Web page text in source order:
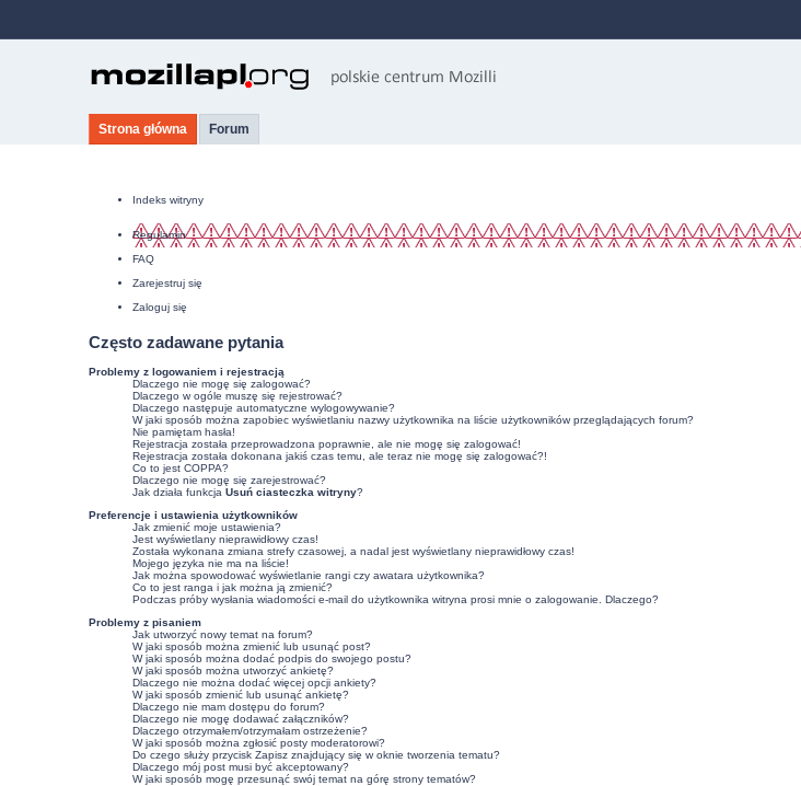
Strona główna Forum
Indeks witryny
Regulamin
FAQ
Zarejestruj się
Zaloguj się
Często zadawane pytania
Problemy z logowaniem i rejestracją
Dlaczego nie mogę się zalogować?
Dlaczego w ogóle muszę się rejestrować?
Dlaczego następuje automatyczne wylogowywanie?
W jaki sposób można zapobiec wyświetlaniu nazwy użytkownika na liście użytkowników przeglądających forum?
Nie pamiętam hasła!
Rejestracja została przeprowadzona poprawnie, ale nie mogę się zalogować!
Rejestracja została dokonana jakiś czas temu, ale teraz nie mogę się zalogować?!
Co to jest COPPA?
Dlaczego nie mogę się zarejestrować?
Jak działa funkcja Usuń ciasteczka witryny?
Preferencje i ustawienia użytkowników
Jak zmienić moje ustawienia?
Jest wyświetlany nieprawidłowy czas!
Została wykonana zmiana strefy czasowej, a nadal jest wyświetlany nieprawidłowy czas!
Mojego języka nie ma na liście!
Jak można spowodować wyświetlanie rangi czy awatara użytkownika?
Co to jest ranga i jak można ją zmienić?
Podczas próby wysłania wiadomości e-mail do użytkownika witryna prosi mnie o zalogowanie. Dlaczego?
Problemy z pisaniem
Jak utworzyć nowy temat na forum?
W jaki sposób można zmienić lub usunąć post?
W jaki sposób można dodać podpis do swojego postu?
W jaki sposób można utworzyć ankietę?
Dlaczego nie można dodać więcej opcji ankiety?
W jaki sposób zmienić lub usunąć ankietę?
Dlaczego nie mam dostępu do forum?
Dlaczego nie mogę dodawać załączników?
Dlaczego otrzymałem/otrzymałam ostrzeżenie?
W jaki sposób można zgłosić posty moderatorowi?
Do czego służy przycisk Zapiszznajdujący się w oknie tworzenia tematu?
Dlaczego mój post musi być akceptowany?
W jaki sposób mogę przesunąć swój temat na górę strony tematów?